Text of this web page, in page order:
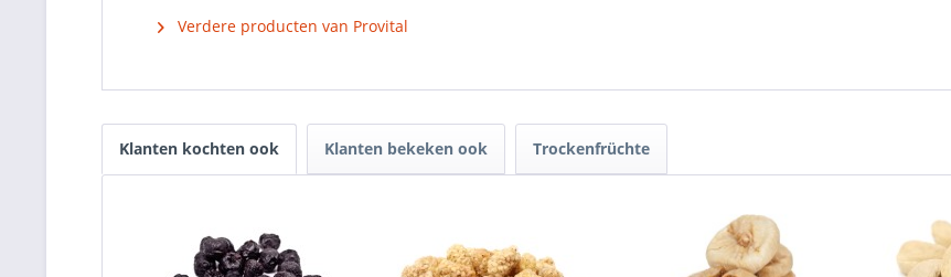
Verdere producten van Provital
Klanten kochten ook Klanten bekeken ook Trockenfrüchte